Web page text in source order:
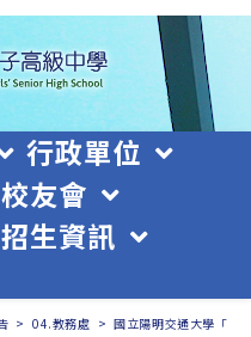
行政單位
友會
生資訊
> 04.教務處 > 國立陽明交通大學「